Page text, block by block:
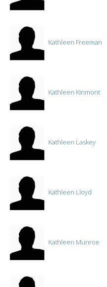
Kathleen Freeman
Kathleen Kinmont
Kathleen Laskey
Kathleen Lloyd
Kathleen Munroe